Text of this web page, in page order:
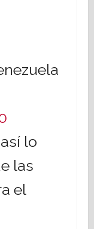
así lo
las
el